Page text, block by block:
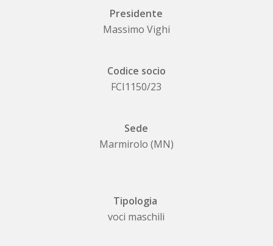
Presidente
Massimo Vighi
Codice socio
FCI1150/23
Sede
Marmirolo (MN)
Tipologia
voci maschili